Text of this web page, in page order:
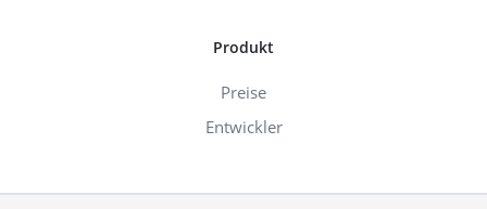
Produkt
Preise
Entwickler